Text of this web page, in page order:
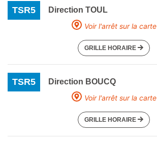
TSR5
Direction TOUL
Voir l'arrêt sur la carte
GRILLE HORAIRE
TSR5
Direction BOUCQ
Voir l'arrêt sur la carte
GRILLE HORAIRE